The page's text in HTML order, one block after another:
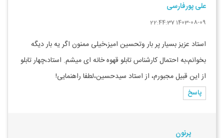
علی پورفارسی
1403-08-09 22:44:37
استاد عزیز بسیار پر بار وتحسین امیز،خیلی ممنون اگر یه بار دیگه
بخوانم،به احتمال کارشناس تابلو قهوه خانه ای میشم. استاد،چهار تابلو
از این قبیل مجبورم، از استاد سیدحسین،لطفا راهنمایی!
پاسخ
پرنون